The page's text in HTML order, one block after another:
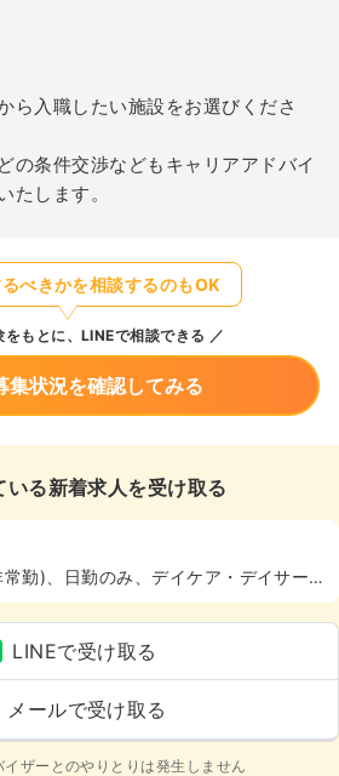
ら入職したい施設をお選びくださ
の条件交渉などもキャリアアドバイ
たします。
べきかを相談するのもOK
をもとに、LINEで相談できる
集状況を確認してみる
いる新着求人を受け取る
勤)、日勤のみ、デイケア・デイサー
LINEで受け取る
メールで受け取る
ザーとのやりとりは発生しません